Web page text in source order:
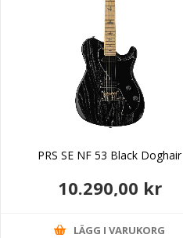
PRS SE NF 53 Black Doghair
10.290,00 kr
LÄGG I VARUKORG